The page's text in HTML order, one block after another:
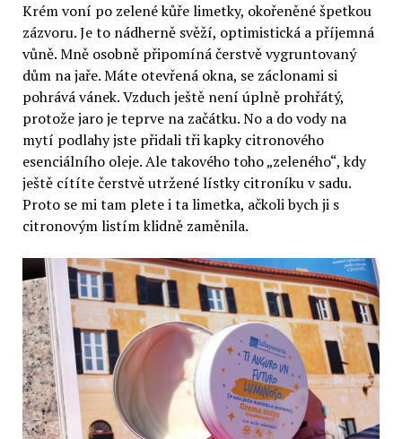
Krém voní po zelené kůře limetky, okořeněné špetkou
zázvoru. Je to nádherně svěží, optimistická a příjemná
vůně. Mně osobně připomíná čerstvě vygruntovaný
dům na jaře. Máte otevřená okna, se záclonami si
pohrává vánek. Vzduch ještě není úplně prohřátý,
protože jaro je teprve na začátku. No a do vody na
mytí podlahy jste přidali tři kapky citronového
esenciálního oleje. Ale takového toho „zeleného“, kdy
ještě cítíte čerstvě utržené lístky citroníku v sadu.
Proto se mi tam plete i ta limetka, ačkoli bych ji s
citronovým listím klidně zaměnila.